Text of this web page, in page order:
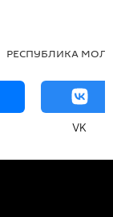
РЕСПУБЛИКА
VK